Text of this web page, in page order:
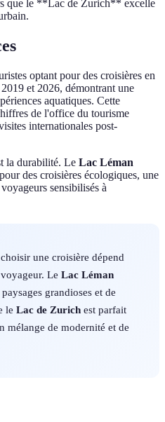
que le **Lac de Zurich** excelle
optant pour des croisières en
et 2026, démontrant une
aquatiques. Cette
de l'office du tourisme
internationales post-
la durabilité. Le Lac Léman
des croisières écologiques, une
sensibilisés à
une croisière dépend
Le Lac Léman
grandioses et de
le Lac de Zurich est parfait
mélange de modernité et de